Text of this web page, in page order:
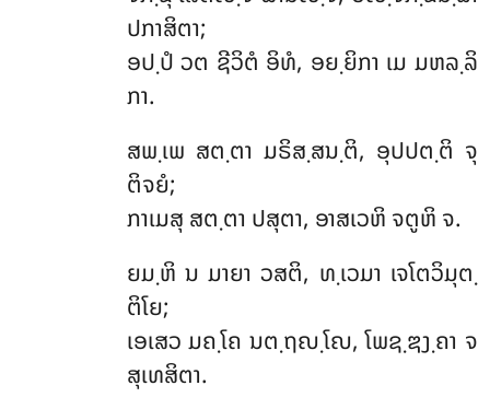
ປກາສິຕາ;
ອປ຺ປໍ ວຕ ຊີວິຕໍ ອິທໍ, ອຍ຺ຍິກາ ເມ ມຫລ຺ລິ
ກາ.
ສພ຺ເພ ສຕ຺ຕາ ມຣິສ຺ສນ຺ຕິ, ອຸປປຕ຺ຕິ ຈຸ
ຕິຈຍໍ;
ກາເມສຸ ສຕ຺ຕາ ປສຸຕາ, ອາສເວຫິ ຈຕູຫິ ຈ.
ຍມ຺ຫິ ນ ມາຍາ ວສຕິ, ທ຺ເວມາ ເຈໂຕວິມຸຕ຺
ຕິໂຍ;
ເອເສວ ມຄ຺ໂຄ ນຕ຺ຖຎ຺ໂຎ, ໂພຊ຺ຌງ຺ຄາ ຈ
ສຸເທສິຕາ.